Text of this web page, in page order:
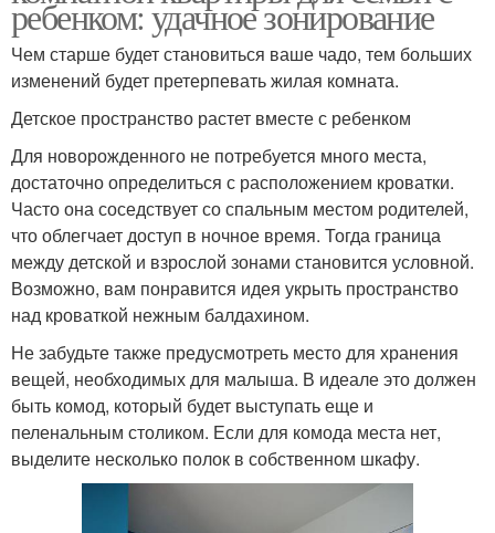
ребенком: удачное зонирование
Чем старше будет становиться ваше чадо, тем больших
изменений будет претерпевать жилая комната.
Детское пространство растет вместе с ребенком
Для новорожденного не потребуется много места,
достаточно определиться с расположением кроватки.
Часто она соседствует со спальным местом родителей,
что облегчает доступ в ночное время. Тогда граница
между детской и взрослой зонами становится условной.
Возможно, вам понравится идея укрыть пространство
над кроваткой нежным балдахином.
Не забудьте также предусмотреть место для хранения
вещей, необходимых для малыша. В идеале это должен
быть комод, который будет выступать еще и
пеленальным столиком. Если для комода места нет,
выделите несколько полок в собственном шкафу.